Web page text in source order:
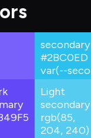
secondary
#2BC0ED
var(--
Light
secondary
rgb(85,
204, 240)